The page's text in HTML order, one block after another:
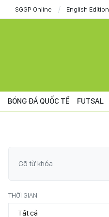
SGGP Online English Edition
BÓNG ĐÁ QUỐC TẾ FUTSAL
THỜI GIAN